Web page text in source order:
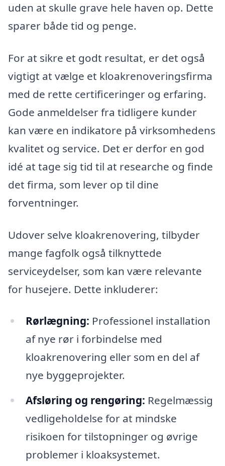
uden at skulle grave hele haven op. Dette
sparer både tid og penge.
For at sikre et godt resultat, er det også
vigtigt at vælge et kloakrenoveringsfirma
med de rette certificeringer og erfaring.
Gode anmeldelser fra tidligere kunder
kan være en indikatore på virksomhedens
kvalitet og service. Det er derfor en god
idé at tage sig tid til at researche og finde
det firma, som lever op til dine
forventninger.
Udover selve kloakrenovering, tilbyder
mange fagfolk også tilknyttede
serviceydelser, som kan være relevante
for husejere. Dette inkluderer:
Rørlægning: Professionel installation
af nye rør i forbindelse med
kloakrenovering eller som en del af
nye byggeprojekter.
Afsløring og rengøring: Regelmæssig
vedligeholdelse for at mindske
risikoen for tilstopninger og øvrige
problemer i kloaksystemet.